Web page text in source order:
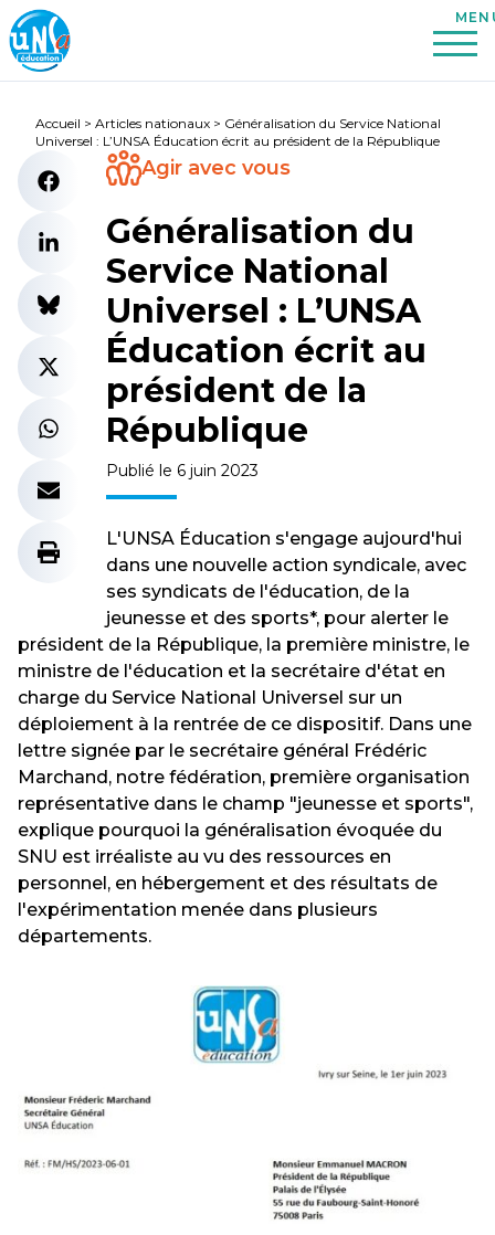
Accueil > Articles nationaux > Généralisation du Service National
Universel : L’UNSA Éducation écrit au président de la République
Agir avec vous
Généralisation du
Service National
Universel : L’UNSA
Éducation écrit au
président de la
République
Publié le 6 juin 2023
L'UNSA Éducation s'engage aujourd'hui
dans une nouvelle action syndicale, avec
ses syndicats de l'éducation, de la
jeunesse et des sports*, pour alerter le
président de la République, la première ministre, le
ministre de l'éducation et la secrétaire d'état en
charge du Service National Universel sur un
déploiement à la rentrée de ce dispositif. Dans une
lettre signée par le secrétaire général Frédéric
Marchand, notre fédération, première organisation
représentative dans le champ "jeunesse et sports",
explique pourquoi la généralisation évoquée du
SNU est irréaliste au vu des ressources en
personnel, en hébergement et des résultats de
l'expérimentation menée dans plusieurs
départements.